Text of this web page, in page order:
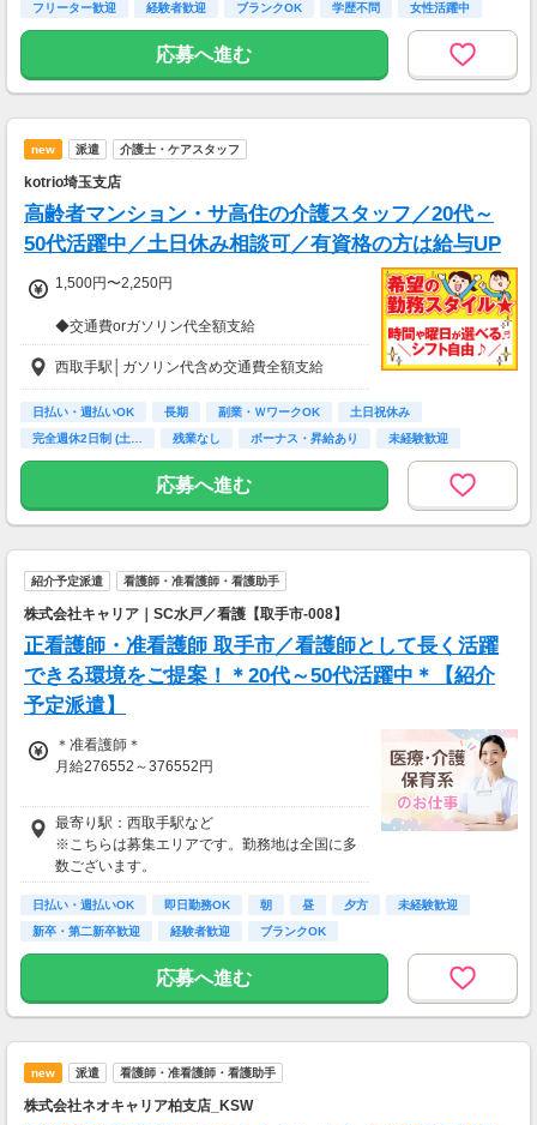
フリーター歓迎 経験者歓迎 ブランクOK 学歴不問 女性活躍中
応募へ進む
new 派遣 介護士・ケアスタッフ
kotrio埼玉支店
高齢者マンション・サ高住の介護スタッフ／20代～
50代活躍中／土日休み相談可／有資格の方は給与UP
1,500円〜2,250円
◆交通費orガソリン代全額支給
◆各種社会保険完備
◆日払い・週払い制度（各規定有）
急な出費にあんしんの制度です。
スマホからかんたんに申請が出来ます！
西取手駅│ガソリン代含め交通費全額支給
日払い・週払いOK 長期 副業・ＷワークOK
土日祝休み
完全週休2日制 (土…
残業なし ボーナス・昇給あり
未経験歓迎
主婦(夫)歓迎
応募へ進む
紹介予定派遣 看護師・准看護師・看護助手
株式会社キャリア｜SC水戸／看護【取手市-008】
正看護師・准看護師 取手市／看護師として長く活躍
できる環境をご提案！＊20代～50代活躍中＊【紹介
予定派遣】
＊准看護師＊
月給276552～376552円
＊正看護師＊
月給291108～391108円
最寄り駅：西取手駅など
※こちらは募集エリアです。勤務地は全国に多
数ございます。
日払い・週払いOK 即日勤務OK 朝 昼 夕方
未経験歓迎
新卒・第二新卒歓迎
経験者歓迎 ブランクOK
応募へ進む
new 派遣 看護師・准看護師・看護助手
株式会社ネオキャリア柏支店_KSW